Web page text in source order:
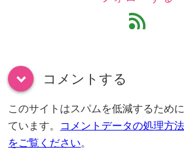
feed
down コメントする
このサイトはスパムを低減するため
ています。 コメントデータの処理方
をご覧ください。